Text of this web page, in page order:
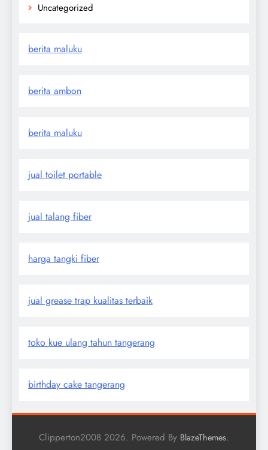
Uncategorized
berita maluku
berita ambon
berita maluku
jual toilet portable
jual talang fiber
harga tangki fiber
jual grease trap kualitas terbaik
toko kue ulang tahun tangerang
birthday cake tangerang
Clipperton2008 2026. Powered By BlazeThemes.